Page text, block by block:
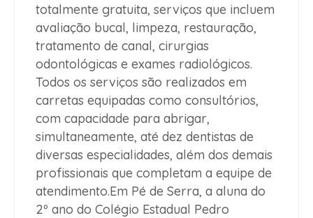
totalmente gratuita, serviços que incluem
avaliação bucal, limpeza, restauração,
tratamento de canal, cirurgias
odontológicas e exames radiológicos.
Todos os serviços são realizados em
carretas equipadas como consultórios,
com capacidade para abrigar,
simultaneamente, até dez dentistas de
diversas especialidades, além dos demais
profissionais que completam a equipe de
atendimento.Em Pé de Serra, a aluna do
2º ano do Colégio Estadual Pedro